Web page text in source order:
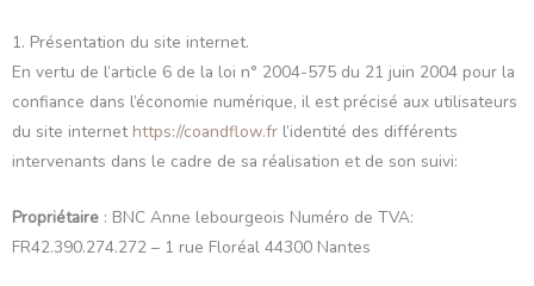
1. Présentation du site internet.
En vertu de l’article 6 de la loi n° 2004-575 du 21 juin 2004 pour la
confiance dans l’économie numérique, il est précisé aux utilisateurs
du site internet https://coandflow.fr l’identité des différents
intervenants dans le cadre de sa réalisation et de son suivi:
Propriétaire : BNC Anne lebourgeois Numéro de TVA:
FR42.390.274.272 – 1 rue Floréal 44300 Nantes